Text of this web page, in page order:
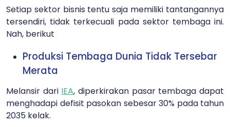
Setiap sektor bisnis tentu saja memiliki tantangannya
tersendiri, tidak terkecuali pada sektor tembaga ini.
Nah, berikut
Produksi Tembaga Dunia Tidak Tersebar
Merata
Melansir dari IEA, diperkirakan pasar tembaga dapat
menghadapi defisit pasokan sebesar 30% pada tahun
2035 kelak.